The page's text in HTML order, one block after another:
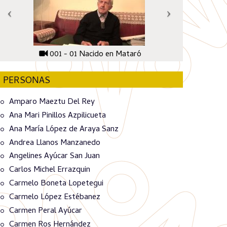
001 - 01 Nacido en Mataró
PERSONAS
Amparo Maeztu Del Rey
Ana Mari Pinillos Azpilicueta
Ana María López de Araya Sanz
Andrea Llanos Manzanedo
Angelines Ayúcar San Juan
Carlos Michel Errazquin
Carmelo Boneta Lopetegui
Carmelo López Estébanez
Carmen Peral Ayúcar